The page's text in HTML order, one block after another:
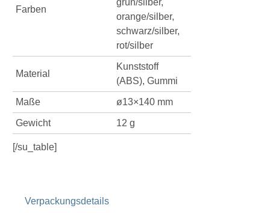
Farben
orange/silber,
schwarz/silber,
rot/silber
Material
Kunststoff
(ABS), Gummi
Maße ø13×140 mm
Gewicht 12 g
[/su_table]
Verpackungsdetails